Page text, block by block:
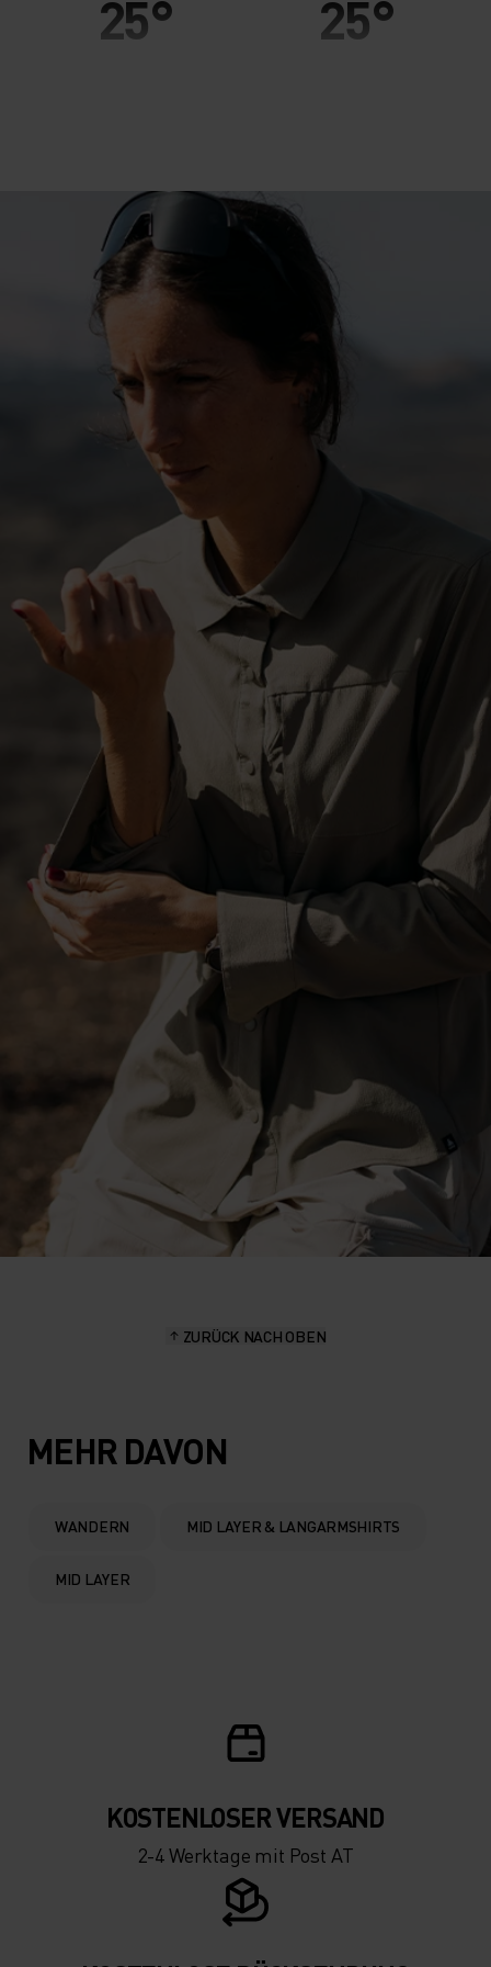
25°
10°
5°
0°
-5°
-10°
-15°
-20°
-25°
-30°
25°
5°
0°
-5°
-10°
-20°
-25°
-30°
ZURÜCK NACH OBEN
MEHR DAVON
WANDERN MID LAYER & LANGARMSHIRTS
MID LAYER
KOSTENLOSER VERSAND
2-4 Werktage mit Post AT